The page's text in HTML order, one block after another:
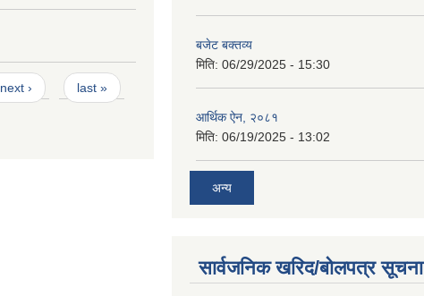
next › last »
बजेट बक्तव्य
मिति: 06/29/2025 - 15:30
आर्थिक ऐन, २०८१
मिति: 06/19/2025 - 13:02
अन्य
सार्वजनिक खरिद/बोलपत्र सूचना